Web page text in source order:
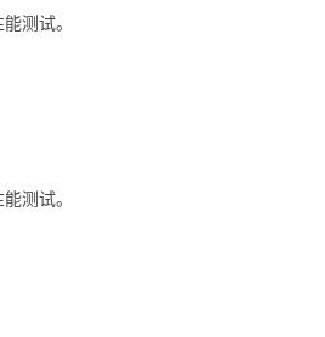
测试。
测试。